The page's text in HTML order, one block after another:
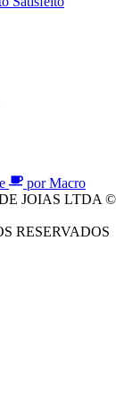
e
por Macro
JOIAS LTDA ©
RESERVADOS